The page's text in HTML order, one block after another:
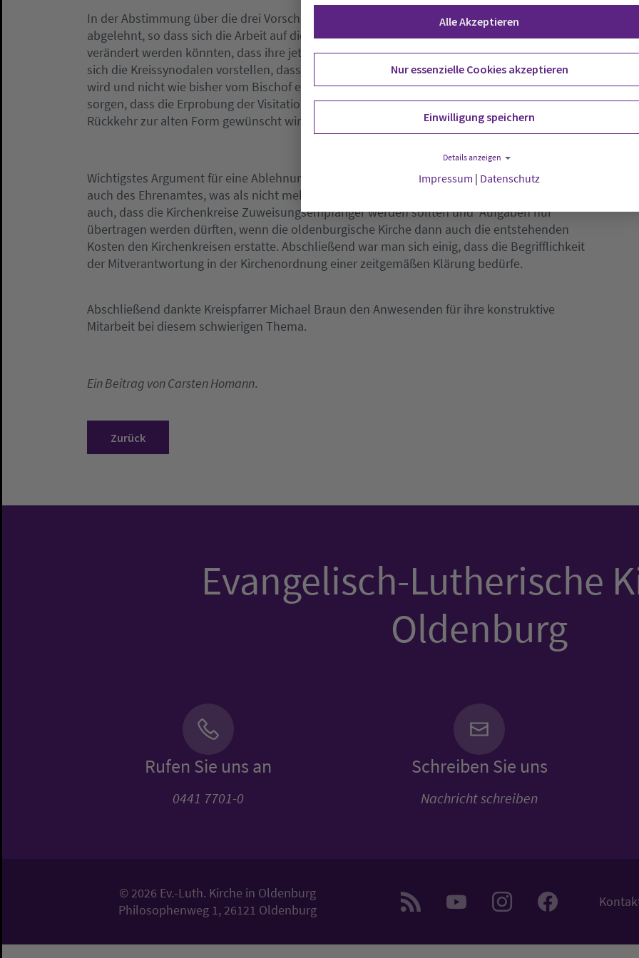
In der Abstimmung über die drei Vorschläge wurden Vorschlag eins und drei fast einstimmig
abgelehnt, so dass sich die Arbeit auf die Frage konzentrierte, wie die Kirchenkreise so
verändert werden könnten, dass ihre jetzige Struktur noch erkennbar bleibt. Hier konnten
sich die Kreissynodalen vorstellen, dass in Zukunft der Kreispfarrer von der Synode gewählt
wird und nicht wie bisher vom Bischof ernannt wird. Für Überraschung dürfte die Forderung
sorgen, dass die Erprobung der Visitation in der jetzigen neuen Form abgelehnt wird und eine
Rückkehr zur alten Form gewünscht wird.
Wichtigstes Argument für eine Ablehnung war die übermäßige Arbeitsbelastung besonders
auch des Ehrenamtes, was als nicht mehr leistbar erachtet wurde. Einig war man sich aber
auch, dass die Kirchenkreise Zuweisungsempfänger werden sollten und Aufgaben nur
übertragen werden dürften, wenn die oldenburgische Kirche dann auch die entstehenden
Kosten den Kirchenkreisen erstatte. Abschließend war man sich einig, dass die Begrifflichkeit
der Mitverantwortung in der Kirchenordnung einer zeitgemäßen Klärung bedürfe.
Abschließend dankte Kreispfarrer Michael Braun den Anwesenden für ihre konstruktive
Mitarbeit bei diesem schwierigen Thema.
Ein Beitrag von Carsten Homann.
Zurück
Evangelisch-Lutherische
Oldenburg
Rufen Sie uns an
0441 7701-0
Schreiben Sie uns
Nachricht schreiben
© 2026 Ev.-Luth. Kirche in Oldenburg
Philosophenweg 1, 26121 Oldenburg
Alle Akzeptieren
Nur essenzielle Cookies akzeptieren
Einwilligung speichern
Details anzeigen
Impressum | Datenschutz